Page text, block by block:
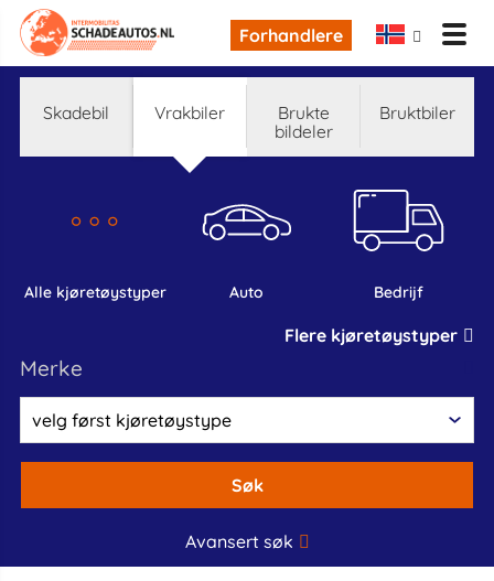
Forhandlere
skadebil Vrakbiler
Brukte
bildeler
bruktbiler
alle kjøretøystyper auto bedrijf
Flere kjøretøystyper
Merke
Søk
Avansert søk